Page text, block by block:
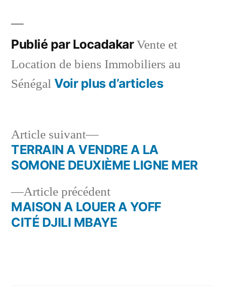
Publié par LocadakarVente et
Location de biens Immobiliers au
Sénégal Voir plus d’articles
Navigation
l’article
Article précédentArticle
précédent :
MAISON A LOUER A YOFF
CITÉ DJILI MBAYE
Article suivant
Article
suivant :
TERRAIN A VENDRE A LA
SOMONE DEUXIÈME LIGNE MER